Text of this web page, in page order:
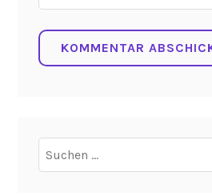
Suchen
nach: